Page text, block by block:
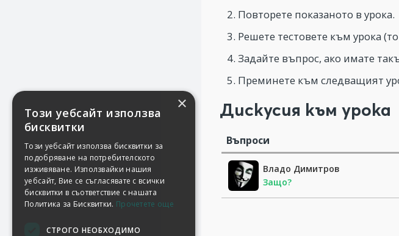
Повторете показаното в урока.
Решете тестовете към урока
Задайте въпрос, ако имате
Преминете към следващият
Дискусия към урока
Въпроси
Владо Димитров
Защо?
×
Този уебсайт използва
бисквитки
Този уебсайт използва бисквитки за
подобряване на потребителското
изживяване. Използвайки нашия
уебсайт, Вие се съгласявате с всички
бисквитки в съответствие с нашата
Политика за Бисквитки. Прочетете още
СТРОГО НЕОБХОДИМО